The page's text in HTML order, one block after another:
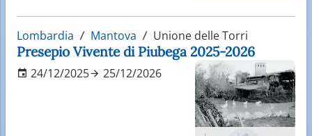
Lombardia Mantova Unione delle Torri
Presepio Vivente di Piubega 2025-2026
24/12/2025 25/12/2026